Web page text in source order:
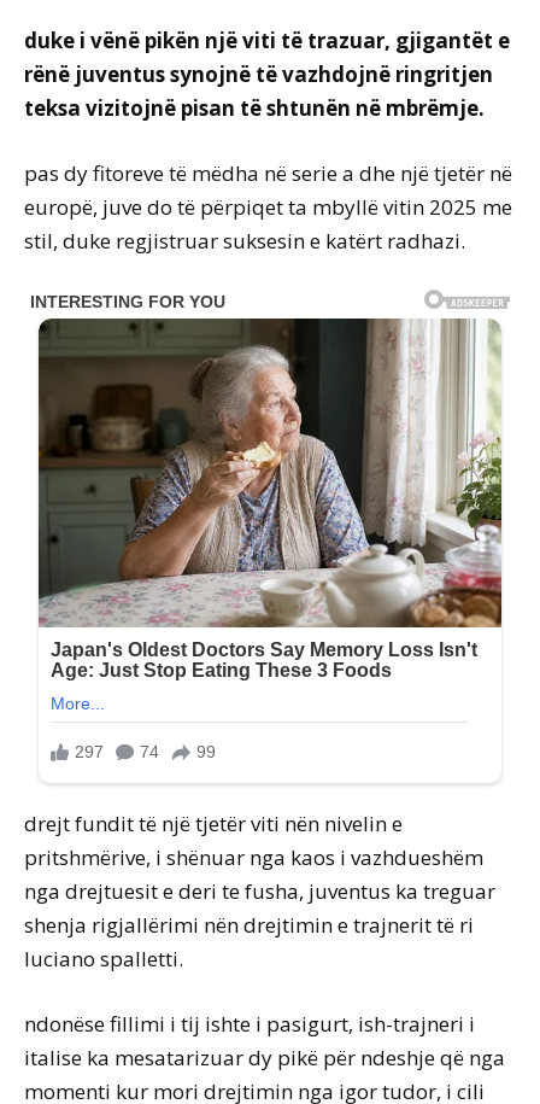
duke i vënë pikën një viti të trazuar, gjigantët e
rënë juventus synojnë të vazhdojnë ringritjen
teksa vizitojnë pisan të shtunën në mbrëmje.
pas dy fitoreve të mëdha në serie a dhe një tjetër në
europë, juve do të përpiqet ta mbyllë vitin 2025 me
stil, duke regjistruar suksesin e katërt radhazi.
drejt fundit të një tjetër viti nën nivelin e
pritshmërive, i shënuar nga kaos i vazhdueshëm
nga drejtuesit e deri te fusha, juventus ka treguar
shenja rigjallërimi nën drejtimin e trajnerit të ri
luciano spalletti.
ndonëse fillimi i tij ishte i pasigurt, ish-trajneri i
italise ka mesatarizuar dy pikë për ndeshje që nga
momenti kur mori drejtimin nga igor tudor, i cili